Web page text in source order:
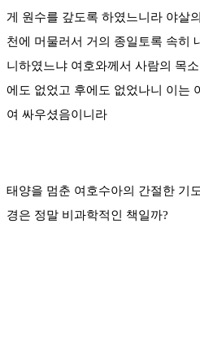
게 원수를 갚도록 하였느니라 야살
천에 머물러서 거의 종일토록 속히
니하였느냐 여호와께서 사람의 목
에도 없었고 후에도 없었나니 이는
여 싸우셨음이니라
태양을 멈춘 여호수아의 간절한 기
경은 정말 비과학적인 책일까?